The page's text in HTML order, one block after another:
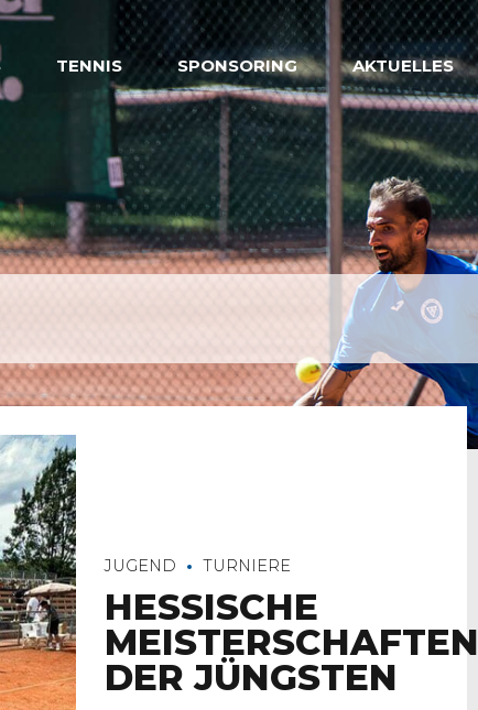
TENNIS SPONSORING AKTUELLES
JUGEND TURNIERE
HESSISCHE
MEISTERSCHAFTEN
DER JÜNGSTEN